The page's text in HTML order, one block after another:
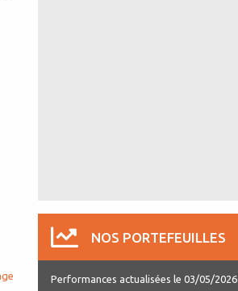
NOS PORTEFEUILLES
Performances actualisées le 03/05/2026